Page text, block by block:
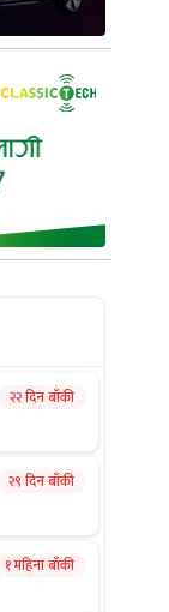
२२ दिन बाँकी
२९ दिन बाँकी
१ महिना बाँकी